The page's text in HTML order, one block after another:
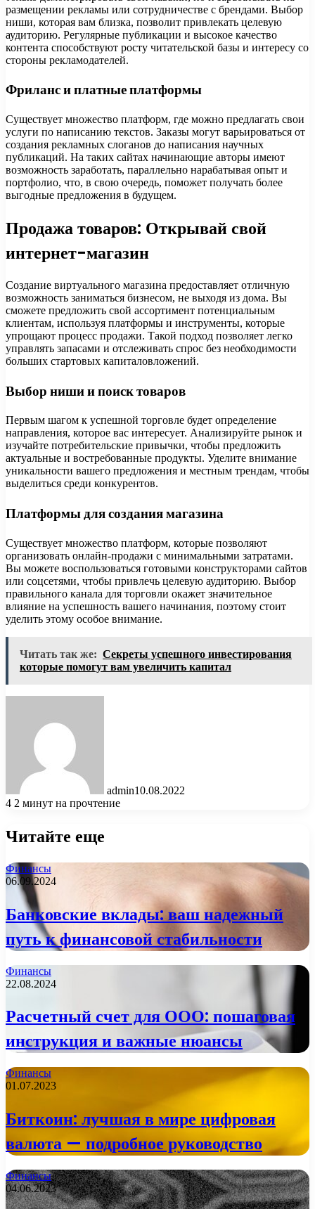
размещении рекламы или сотрудничестве с брендами. Выбор
ниши, которая вам близка, позволит привлекать целевую
аудиторию. Регулярные публикации и высокое качество
контента способствуют росту читательской базы и интересу со
стороны рекламодателей.
Фриланс и платные платформы
Существует множество платформ, где можно предлагать свои
услуги по написанию текстов. Заказы могут варьироваться от
создания рекламных слоганов до написания научных
публикаций. На таких сайтах начинающие авторы имеют
возможность заработать, параллельно нарабатывая опыт и
портфолио, что, в свою очередь, поможет получать более
выгодные предложения в будущем.
Продажа товаров: Открывай свой
интернет-магазин
Создание виртуального магазина предоставляет отличную
возможность заниматься бизнесом, не выходя из дома. Вы
сможете предложить свой ассортимент потенциальным
клиентам, используя платформы и инструменты, которые
упрощают процесс продажи. Такой подход позволяет легко
управлять запасами и отслеживать спрос без необходимости
больших стартовых капиталовложений.
Выбор ниши и поиск товаров
Первым шагом к успешной торговле будет определение
направления, которое вас интересует. Анализируйте рынок и
изучайте потребительские привычки, чтобы предложить
актуальные и востребованные продукты. Уделите внимание
уникальности вашего предложения и местным трендам, чтобы
выделиться среди конкурентов.
Платформы для создания магазина
Существует множество платформ, которые позволяют
организовать онлайн-продажи с минимальными затратами.
Вы можете воспользоваться готовыми конструкторами сайтов
или соцсетями, чтобы привлечь целевую аудиторию. Выбор
правильного канала для торговли окажет значительное
влияние на успешность вашего начинания, поэтому стоит
уделить этому особое внимание.
Читать так же: Секреты успешного инвестирования
которые помогут вам увеличить капитал
admin10.08.2022
4 2 минут на прочтение
Читайте еще
Финансы
06.09.2024
Банковские вклады: ваш надежный
путь к финансовой стабильности
Финансы
22.08.2024
Расчетный счет для ООО: пошаговая
инструкция и важные нюансы
Финансы
01.07.2023
Биткоин: лучшая в мире цифровая
валюта — подробное руководство
Финансы
04.06.2023